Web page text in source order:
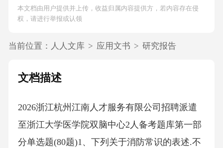
本文档由用户提供并上传，收益归属内容提供方，若内容存在侵
权，请进行举报或认领
当前位置： 人人文库 > 应用文书 > 研究报告
文档描述
2026浙江杭州江南人才服务有限公司招聘派遣
至浙江大学医学院双脑中心2人备考题库第一部
分单选题(80题)1、下列关于消防常识的表述.不